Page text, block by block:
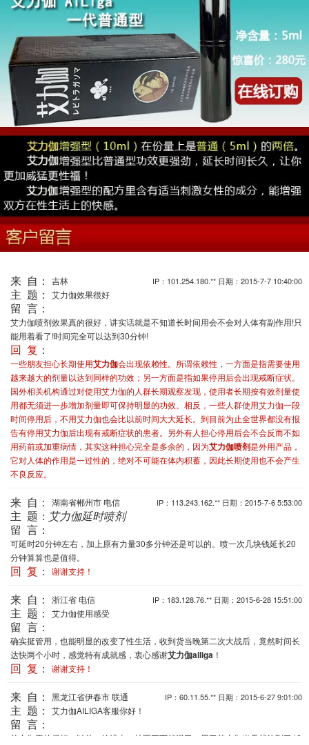
来 自： 吉林 IP：101.254.180.** 日期：2015-7-7 10:40:00
主 题： 艾力伽效果很好
留 言：
艾力伽喷剂效果真的很好，讲实话就是不知道长时间用会不会对人体有副作用!只
能用着看了!时间完全可以达到30分钟!
回 复：
一些朋友担心长期使用艾力伽会出现依赖性。所谓依赖性，一方面是指需要使用
越来越大的剂量以达到同样的功效；另一方面是指如果停用后会出现戒断症状。
国外相关机构通过对使用艾力伽的人群长期观察发现，使用者长期按有效剂量使
用都无须进一步增加剂量即可保持明显的功效。相反，一些人群使用艾力伽一段
时间停用后，不用艾力伽也会比以前时间大大延长。到目前为止全世界都没有报
告有停用艾力伽后出现有戒断症状的患者。另外有人担心停用后会不会反而不如
用药前或加重病情，其实这种担心完全是多余的，因为艾力伽喷剂是外用产品，
它对人体的作用是一过性的，绝对不可能在体内积蓄，因此长期使用也不会产生
不良反应。
来 自： 湖南省郴州市 电信 IP：113.243.162.** 日期：2015-7-6 5:53:00
主 题： 艾力伽延时喷剂
留 言：
可延时20分钟左右，加上原有力量30多分钟还是可以的。喷一次几块钱延长20
分钟算算也是值得。
回 复： 谢谢支持！
来 自： 浙江省 电信 IP：183.128.76.** 日期：2015-6-28 15:51:00
主 题： 艾力伽使用感受
留 言：
确实挺管用，也能明显的改变了性生活，收到货当晚第二次大战后，竟然时间长
达快两个小时，感觉特有成就感，衷心感谢艾力伽ailiga ！
回 复： 谢谢支持！
来 自： 黑龙江省伊春市 联通 IP：60.11.55.** 日期：2015-6-27 9:01:00
主 题： 艾力伽AILIGA客服你好！
留 言：
艾力伽真的很好，以前一放进去，抽两三下就泄了，用了艾力伽当天就达到了10